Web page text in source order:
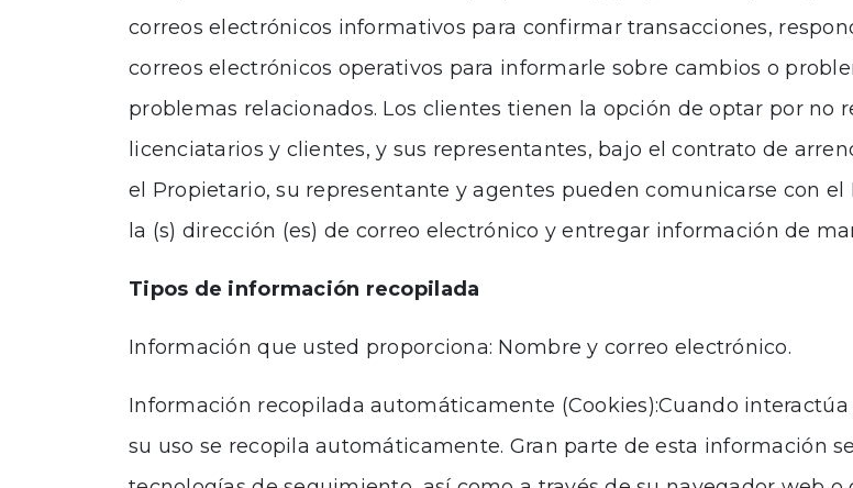
correos electrónicos informativos para confirmar transacciones,
correos electrónicos operativos para informarle sobre cambios o
problemas relacionados. Los clientes tienen la opción de optar por no
licenciatarios y clientes, y sus representantes, bajo el contrato de
el Propietario, su representante y agentes pueden comunicarse con
la (s) dirección (es) de correo electrónico y entregar información de
Tipos de información recopilada
Información que usted proporciona: Nombre y correo electrónico.
Información recopilada automáticamente (Cookies):Cuando
su uso se recopila automáticamente. Gran parte de esta información